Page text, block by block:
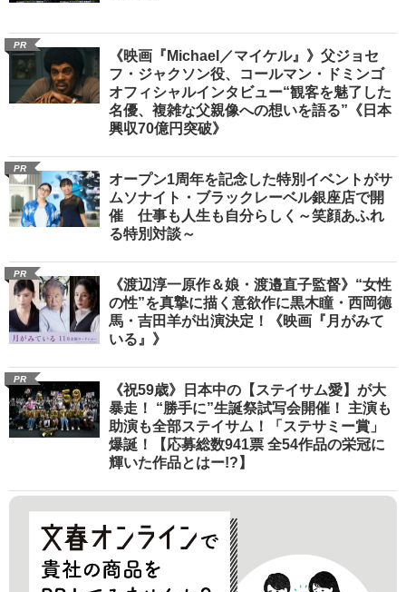
PR
《映画『Michael／マイケル』》父ジョセ
フ・ジャクソン役、コールマン・ドミンゴ
オフィシャルインタビュー“観客を魅了した
名優、複雑な父親像への想いを語る”《日本
興収70億円突破》
PR
オープン1周年を記念した特別イベントがサ
ムソナイト・ブラックレーベル銀座店で開
催 仕事も人生も自分らしく～笑顔あふれ
る特別対談～
PR
《渡辺淳一原作＆娘・渡邉直子監督》“女性
の性”を真摯に描く意欲作に黒木瞳・西岡德
馬・吉田羊が出演決定！《映画『月がみて
いる』》
PR
《祝59歳》日本中の【ステイサム愛】が大
暴走！ “勝手に”生誕祭試写会開催！ 主演も
助演も全部ステイサム！「ステサミー賞」
爆誕！【応募総数941票 全54作品の栄冠に
輝いた作品とはー!?】